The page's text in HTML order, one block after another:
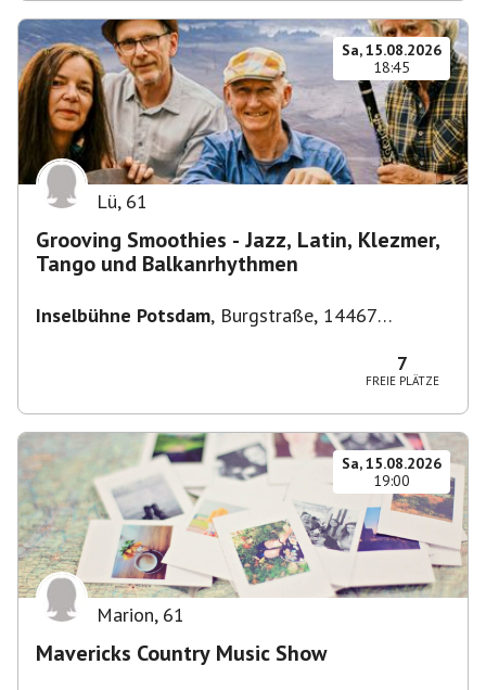
Sa, 15.08.2026
18:45
Lü, 61
Grooving Smoothies - Jazz, Latin, Klezmer,
Tango und Balkanrhythmen
Inselbühne Potsdam, Burgstraße, 14467
7
FREIE PLÄTZE
Sa, 15.08.2026
19:00
Marion, 61
Mavericks Country Music Show